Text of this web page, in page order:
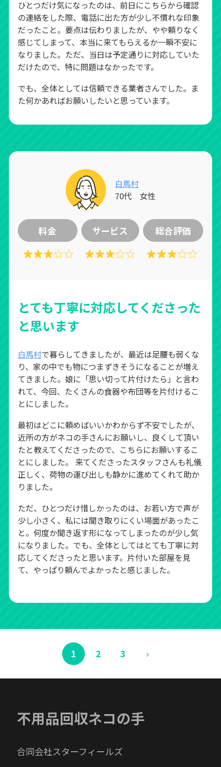
ひとつだけ気になったのは、前日にこちらから確認
の連絡をした際、電話に出た方が少し不慣れな印象
だったこと。要点は伝わりましたが、やや頼りなく
感じてしまって、本当に来てもらえるか一瞬不安に
なりました。ただ、当日は予定通りに対応していた
だけたので、特に問題はなかったです。
でも、全体としては信頼できる業者さんでした。ま
た何かあればお願いしたいと思っています。
白馬村
70代 女性
料金 サービス 総合評価
とても丁寧に対応してくださった
と思います
白馬村で暮らしてきましたが、最近は足腰も弱くな
り、家の中でも物につまずきそうになることが増え
てきました。娘に「思い切って片付けたら」と言わ
れて、今回、たくさんの食器や布団等を片付けるこ
とにしました。
最初はどこに頼めばいいかわからず不安でしたが、
近所の方がネコの手さんにお願いし、良くして頂い
たと教えてくださったので、こちらにお願いするこ
とにしました。 来てくださったスタッフさんも礼儀
正しく、荷物の運び出しも静かに進めてくれて助か
りました。
ただ、ひとつだけ惜しかったのは、お若い方で声が
少し小さく、私には聞き取りにくい場面があったこ
と。何度か聞き返す形になってしまったのが少し気
になりました。でも、全体としてはとても丁寧に対
応してくださったと思います。片付いた部屋を見
て、やっぱり頼んでよかったと感じました。
1 2 3 ›
不用品回収ネコの手
合同会社スターフィールズ